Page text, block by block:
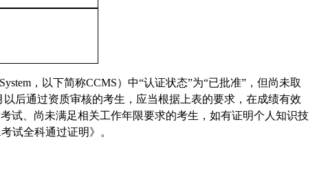
，以下简称CCMS）中“认证状态”为“已批准”，但尚未取
后通过资质审核的考生，应当根据上表的要求，在成绩有效
试、尚未满足相关工作年限要求的考生，如有证明个人知识技
试全科通过证明》。